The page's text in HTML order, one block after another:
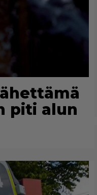
piti alun